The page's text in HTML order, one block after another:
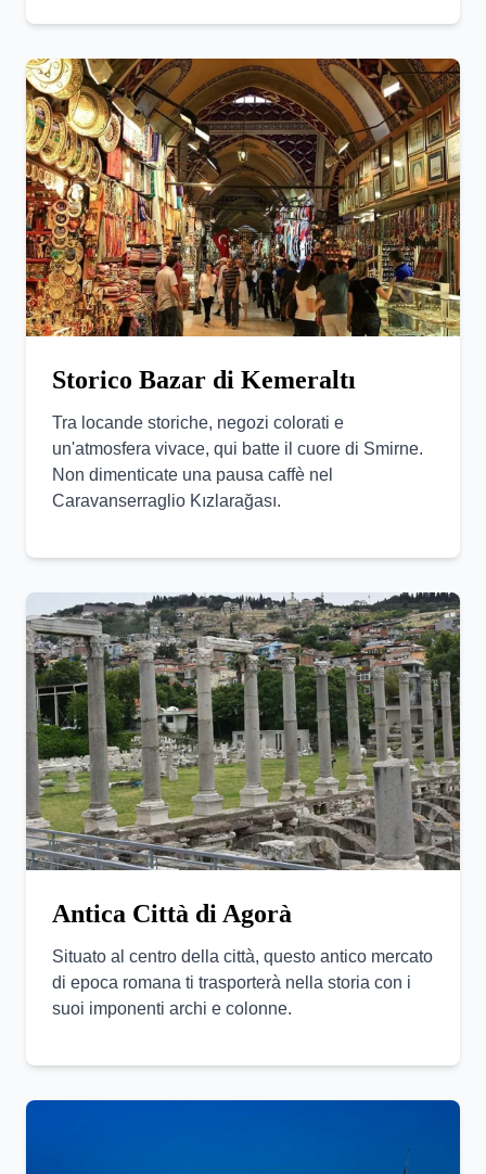
Storico Bazar di Kemeraltı
Tra locande storiche, negozi colorati e
un'atmosfera vivace, qui batte il cuore di Smirne.
Non dimenticate una pausa caffè nel
Caravanserraglio Kızlarağası.
Antica Città di Agorà
Situato al centro della città, questo antico mercato
di epoca romana ti trasporterà nella storia con i
suoi imponenti archi e colonne.